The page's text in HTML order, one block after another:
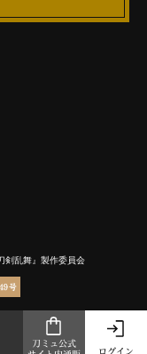
刀ミュ公式
ログイン
剣乱舞』製作委員会